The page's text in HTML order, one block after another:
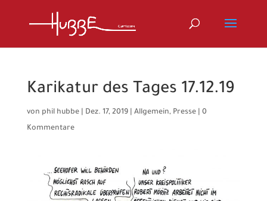
Karikatur des Tages 17.12.19
von phil hubbe| Dez. 17, 2019| Allgemein, Presse| 0
Kommentare